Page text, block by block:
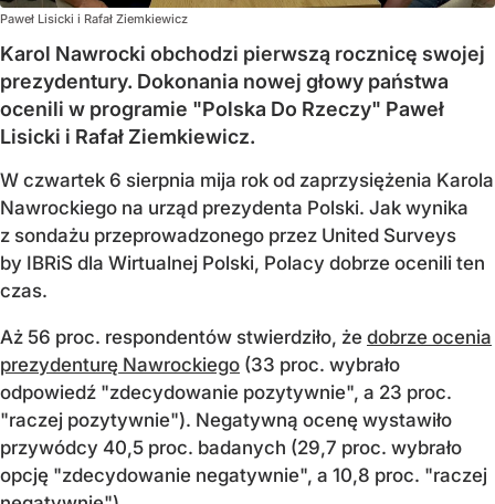
Paweł Lisicki i Rafał Ziemkiewicz
Karol Nawrocki obchodzi pierwszą rocznicę swojej
prezydentury. Dokonania nowej głowy państwa
ocenili w programie "Polska Do Rzeczy" Paweł
Lisicki i Rafał Ziemkiewicz.
W czwartek 6 sierpnia mija rok od zaprzysiężenia Karola
Nawrockiego na urząd prezydenta Polski. Jak wynika
z sondażu przeprowadzonego przez United Surveys
by IBRiS dla Wirtualnej Polski, Polacy dobrze ocenili ten
czas.
Aż 56 proc. respondentów stwierdziło, że dobrze ocenia
prezydenturę Nawrockiego (33 proc. wybrało
odpowiedź "zdecydowanie pozytywnie", a 23 proc.
"raczej pozytywnie"). Negatywną ocenę wystawiło
przywódcy 40,5 proc. badanych (29,7 proc. wybrało
opcję "zdecydowanie negatywnie", a 10,8 proc. "raczej